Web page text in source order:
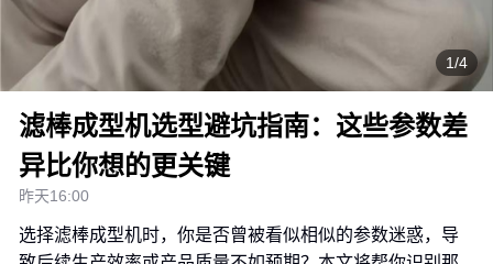
1/4
滤棒成型机选型避坑指南：这些参数差
异比你想的更关键
昨天16:00
选择滤棒成型机时，你是否曾被看似相似的参数迷惑，导